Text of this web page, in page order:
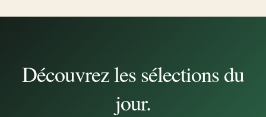
Découvrez les sélections du
jour.